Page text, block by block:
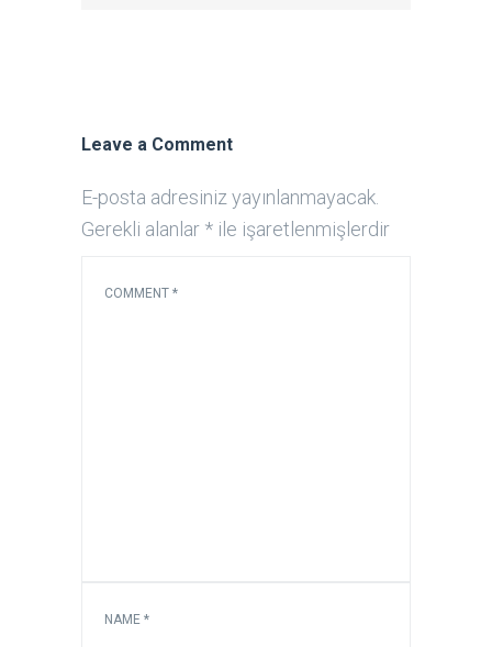
Leave a Comment
E-posta adresiniz yayınlanmayacak.
Gerekli alanlar * ile işaretlenmişlerdir
COMMENT *
NAME *